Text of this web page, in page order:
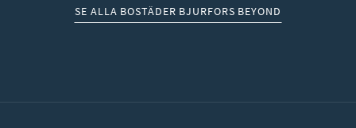
SE ALLA BOSTÄDER BJURFORS BEYOND